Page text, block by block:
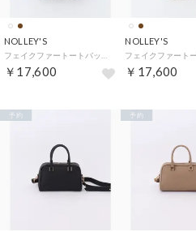
NOLLEY'S
￥17,600
NOLLEY'S
￥17,600
予約 予約